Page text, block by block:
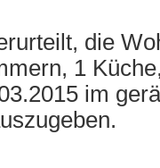
die
1
im